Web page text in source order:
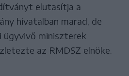
elutasítja a
hivatalban marad, de
ügyvivő miniszterek
az RMDSZ elnöke.